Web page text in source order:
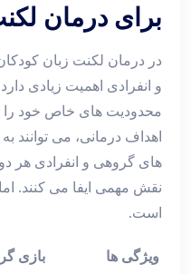
برای درمان
در درمان لکنت زبان
و انفرادی اهمیت زیادی
محدودیت ‌های خاص خود را
اهداف درمانی، می‌ توانند
های گروهی و انفرادی هر دو
نقش مهمی ایفا می ‌کنند.
است.
ویژگی‌ ها بازی